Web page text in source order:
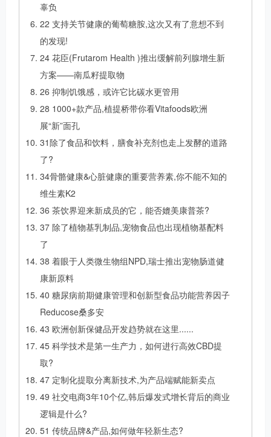
辜负
22 支持关节健康的葡萄糖胺,这次又有了意想不到
的发现!
24 花臣(Frutarom Health )推出缓解前列腺增生新
方案——南瓜籽提取物
26 抑制饥饿感，或许它比碳水更管用
28 1000+款产品,植提桥带你看Vitafoods欧洲
展“新”面孔
31除了食品和饮料，膳食补充剂也走上发酵的道路
了?
34骨骼健康&心脏健康的重要营养素,你不能不知的
维生素K2
36 茶饮界迎来新成员的它，能否媲美康普茶?
37 除了植物基乳制品,宠物食品也出现植物基配料
了
38 着眼于人类微生物组NPD,瑞士推出宠物肠道健
康新原料
40 糖尿病前期健康管理和创新型食品功能营养因子
Reducose桑多安
43 欧洲创新保健品开发趋势就在这里......
45 科学技术是第一生产力，如何进行高效CBD提
取?
47 定制化提取分离新技术,为产品端赋能新卖点
49 社交电商3年10个亿,韩后爆发式增长背后的商业
逻辑是什么?
51 传统品牌&产品,如何做年轻新生态?